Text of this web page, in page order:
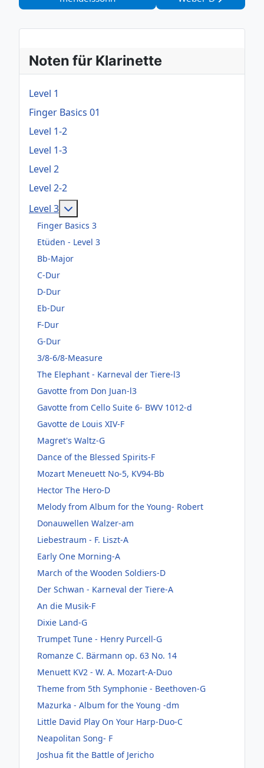
Noten für Klarinette
Level 1
Finger Basics 01
Level 1-2
Level 1-3
Level 2
Level 2-2
Level 3
Finger Basics 3
Etüden - Level 3
Bb-Major
C-Dur
D-Dur
Eb-Dur
F-Dur
G-Dur
3/8-6/8-Measure
The Elephant - Karneval der Tiere-l3
Gavotte from Don Juan-l3
Gavotte from Cello Suite 6- BWV 1012-d
Gavotte de Louis XIV-F
Magret's Waltz-G
Dance of the Blessed Spirits-F
Mozart Meneuett No-5, KV94-Bb
Hector The Hero-D
Melody from Album for the Young- Robert
Donauwellen Walzer-am
Liebestraum - F. Liszt-A
Early One Morning-A
March of the Wooden Soldiers-D
Der Schwan - Karneval der Tiere-A
An die Musik-F
Dixie Land-G
Trumpet Tune - Henry Purcell-G
Romanze C. Bärmann op. 63 No. 14
Menuett KV2 - W. A. Mozart-A-Duo
Theme from 5th Symphonie - Beethoven-G
Mazurka - Album for the Young -dm
Little David Play On Your Harp-Duo-C
Neapolitan Song- F
Joshua fit the Battle of Jericho